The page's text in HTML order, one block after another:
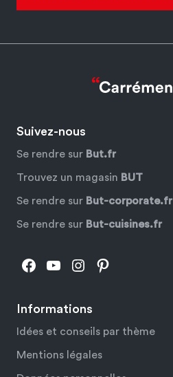
Informations
Idées et conseils par thème
Mentions légales
Suivez-nous
Se rendre sur But.fr
Trouvez un magasin BUT
Se rendre sur But-corporate.fr
Se rendre sur But-cuisines.fr
Facebook
YouTube
Instagram
Pinterest